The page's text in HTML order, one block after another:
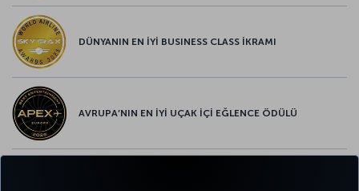
DÜNYANIN EN İYİ BUSINESS CLASS İKRAMI
AVRUPA’NIN EN İYİ UÇAK İÇİ EĞLENCE ÖDÜLÜ